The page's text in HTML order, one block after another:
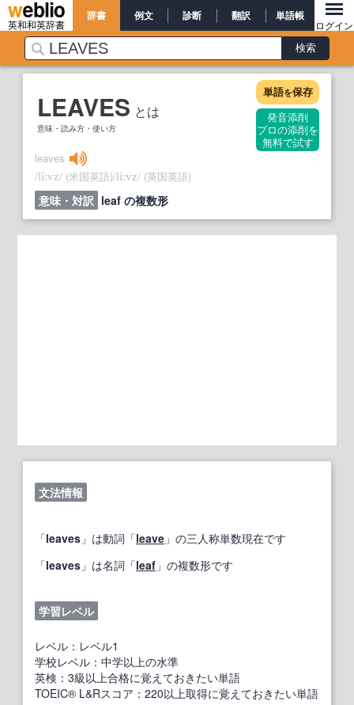
英和和英辞書
辞書 例文 診断 翻訳 単語帳
ログイン
LEAVES とは
意味・読み方・使い方
単語を保存
発音添削
プロの添削を
無料で試す
leaves
/líːvz/ (米国英語)/li:vz/ (英国英語)
意味・対訳 leaf の複数形
文法情報
「leaves 」は動詞「leave 」の三人称単数現在です
「leaves 」は名詞「leaf 」の複数形です
学習レベル
レベル：レベル1
学校レベル：中学以上の水準
英検：3級以上合格に覚えておきたい単語
TOEIC® L&Rスコア：220以上取得に覚えておきたい単語